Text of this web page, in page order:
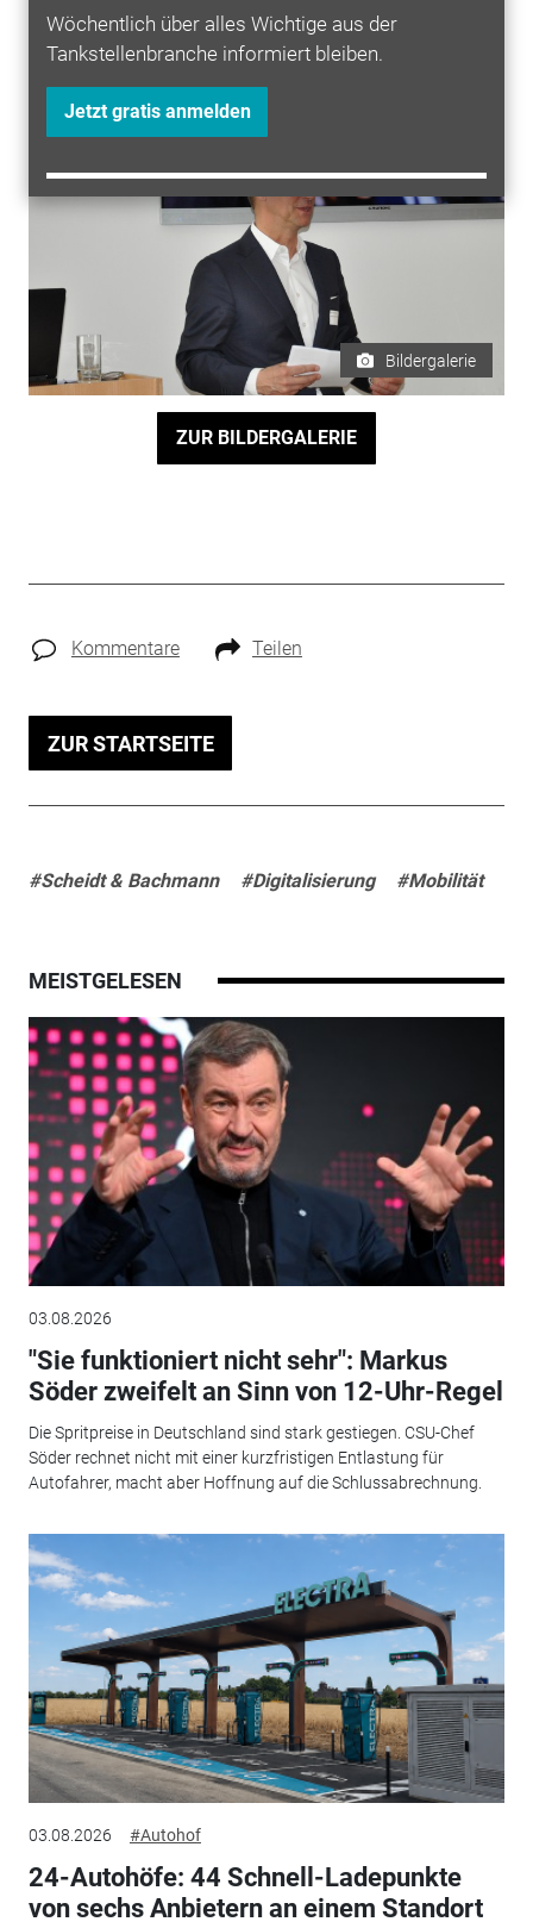
Wöchentlich über alles Wichtige aus der
Tankstellenbranche informiert bleiben.
Jetzt gratis anmelden
Scheidt & Bachmann Experts Panel
2016
Bildergalerie
ZUR BILDERGALERIE
Kommentare Teilen
ZUR STARTSEITE
#Scheidt & Bachmann #Digitalisierung #Mobilität
MEISTGELESEN
03.08.2026
"Sie funktioniert nicht sehr": Markus
Söder zweifelt an Sinn von 12-Uhr-Regel
Die Spritpreise in Deutschland sind stark gestiegen. CSU-Chef
Söder rechnet nicht mit einer kurzfristigen Entlastung für
Autofahrer, macht aber Hoffnung auf die Schlussabrechnung.
03.08.2026 #Autohof
24-Autohöfe: 44 Schnell-Ladepunkte
von sechs Anbietern an einem Standort